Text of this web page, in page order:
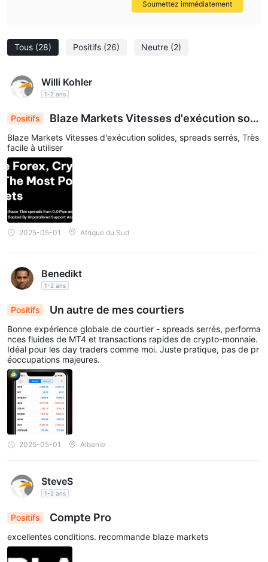
Tous (28) Positifs (26) Neutre (2)
Willi Kohler
1-2 ans
Positifs
Blaze Markets Vitesses d'exécution soli
des, spreads serrés, Très facile à utiliser
Blaze Markets Vitesses d'exécution solides, spreads serrés, Très
facile à utiliser
2025-05-01 Afrique du Sud
Benedikt
1-2 ans
Positifs Un autre de mes courtiers
Bonne expérience globale de courtier - spreads serrés, performa
nces fluides de MT4 et transactions rapides de crypto-monnaie.
Idéal pour les day traders comme moi. Juste pratique, pas de pr
éoccupations majeures.
2025-05-01 Albanie
SteveS
1-2 ans
Positifs Compte Pro
excellentes conditions. recommande blaze markets
Soumettez immédiatement